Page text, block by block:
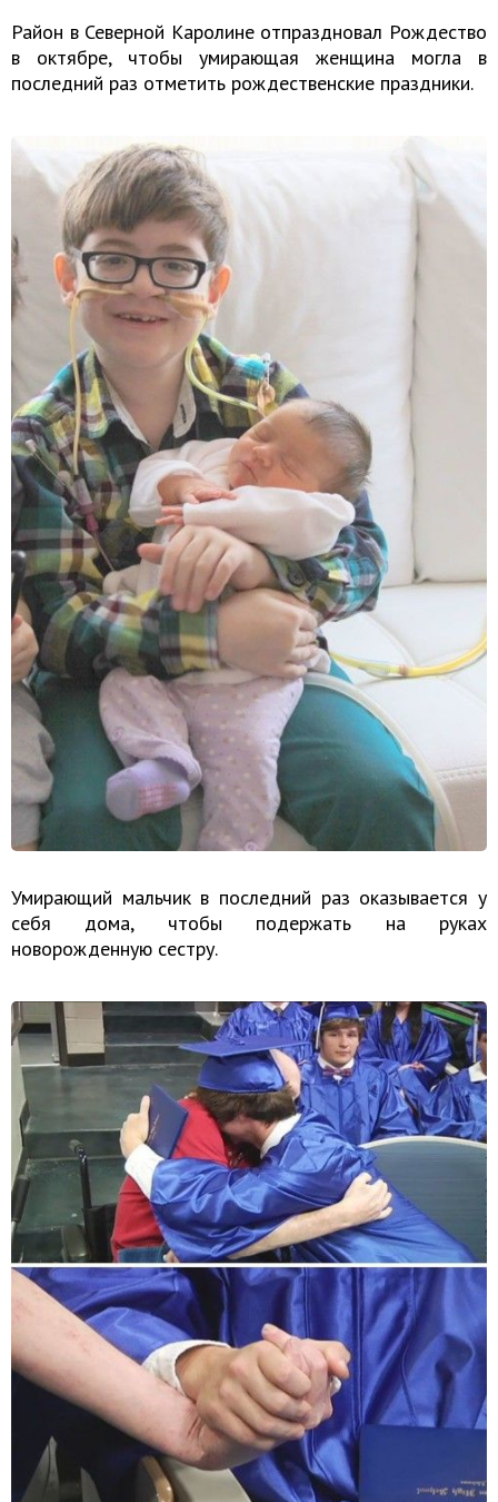
Район в Северной Каролине отпраздновал Рождество
в октябре, чтобы умирающая женщина могла в
последний раз отметить рождественские праздники.
Умирающий мальчик в последний раз оказывается у
себя дома, чтобы подержать на руках
новорожденную сестру.